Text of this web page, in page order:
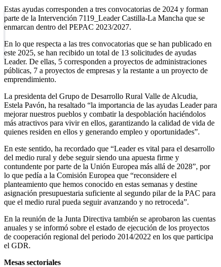
Estas ayudas corresponden a tres convocatorias de 2024 y forman
parte de la Intervención 7119_Leader Castilla-La Mancha que se
enmarcan dentro del PEPAC 2023/2027.
En lo que respecta a las tres convocatorias que se han publicado en
este 2025, se han recibido un total de 13 solicitudes de ayudas
Leader. De ellas, 5 corresponden a proyectos de administraciones
públicas, 7 a proyectos de empresas y la restante a un proyecto de
emprendimiento.
La presidenta del Grupo de Desarrollo Rural Valle de Alcudia,
Estela Pavón, ha resaltado “la importancia de las ayudas Leader para
mejorar nuestros pueblos y combatir la despoblación haciéndolos
más atractivos para vivir en ellos, garantizando la calidad de vida de
quienes residen en ellos y generando empleo y oportunidades”.
En este sentido, ha recordado que “Leader es vital para el desarrollo
del medio rural y debe seguir siendo una apuesta firme y
contundente por parte de la Unión Europea más allá de 2028”, por
lo que pedía a la Comisión Europea que “reconsidere el
planteamiento que hemos conocido en estas semanas y destine
asignación presupuestaria suficiente al segundo pilar de la PAC para
que el medio rural pueda seguir avanzando y no retroceda”.
En la reunión de la Junta Directiva también se aprobaron las cuentas
anuales y se informó sobre el estado de ejecución de los proyectos
de cooperación regional del periodo 2014/2022 en los que participa
el GDR.
Mesas sectoriales